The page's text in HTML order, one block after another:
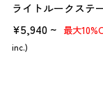
ライトルークステ
¥5,940 ~ 最大
inc.)